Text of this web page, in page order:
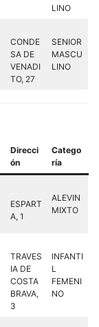
LINO
CONDE
SA DE
VENADI
TO, 27
SENIOR
MASCU
LINO
Direcci
ón
Catego
ría
ESPART
A, 1
ALEVIN
MIXTO
TRAVES
IA DE
COSTA
BRAVA,
3
INFANTI
L
FEMENI
NO